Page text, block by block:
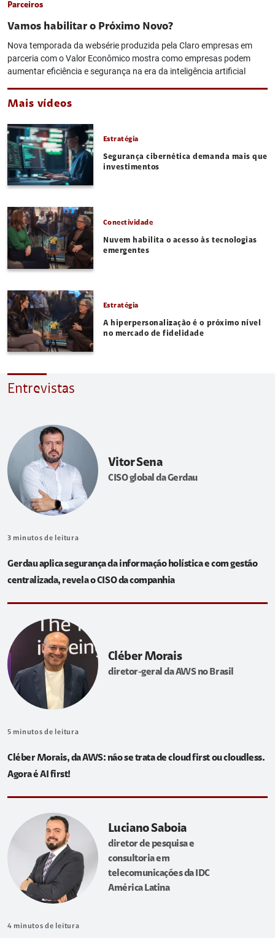
Parceiros
Vamos habilitar o Próximo Novo?
Nova temporada da websérie produzida pela Claro empresas em
parceria com o Valor Econômico mostra como empresas podem
aumentar eficiência e segurança na era da inteligência artificial
Mais vídeos
Estratégia
Segurança cibernética demanda mais que
investimentos
Conectividade
Nuvem habilita o acesso às tecnologias
emergentes
Estratégia
A hiperpersonalização é o próximo nível
no mercado de fidelidade
Entrevistas
Vitor Sena
CISO global da Gerdau
3 minutos de leitura
Gerdau aplica segurança da informação holística e com gestão
centralizada, revela o CISO da companhia
Cléber Morais
diretor-geral da AWS no Brasil
5 minutos de leitura
Cléber Morais, da AWS: não se trata de cloud first ou cloudless.
Agora é AI first!
Luciano Saboia
diretor de pesquisa e
consultoria em
telecomunicações da IDC
América Latina
4 minutos de leitura